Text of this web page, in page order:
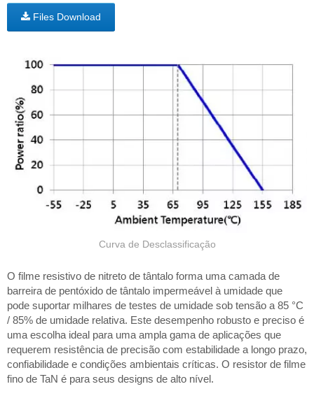
Files Download
Curva de Desclassificação
O filme resistivo de nitreto de tântalo forma uma camada de
barreira de pentóxido de tântalo impermeável à umidade que
pode suportar milhares de testes de umidade sob tensão a 85 °C
/ 85% de umidade relativa. Este desempenho robusto e preciso é
uma escolha ideal para uma ampla gama de aplicações que
requerem resistência de precisão com estabilidade a longo prazo,
confiabilidade e condições ambientais críticas. O resistor de filme
fino de TaN é para seus designs de alto nível.